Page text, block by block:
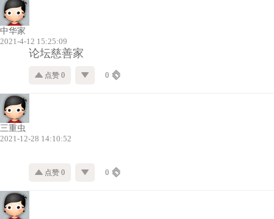
中华家
2021-4-12 15:25:09
论坛慈善家
点赞 0 0
三重虫
2021-12-28 14:10:52
点赞 0 0